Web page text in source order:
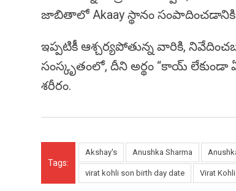
జాబితాలో Akaay స్థానం
ఇప్పటికీ ఆశ్చర్యపోతున్న వారికి,
సంస్కృతంలో, దీని అర్థం “కాయ్
శరీరం.
Tags:
Akshay's Anushka Sharma
virat kohli son birth day date Virat